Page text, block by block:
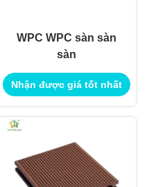
WPC WPC sàn sàn
sàn
Nhận được giá tốt nhất